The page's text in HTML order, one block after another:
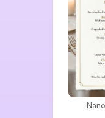
prime
$mit
•
frischer
Brulee
$Hot